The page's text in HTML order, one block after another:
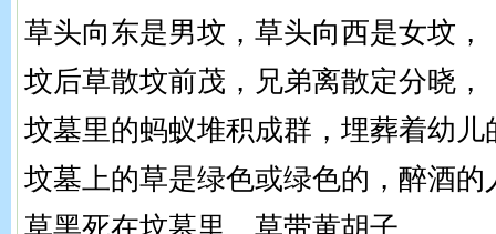
草头向东是男坟，草头向西是女坟，
坟后草散坟前茂，兄弟离散定分晓，
坟墓里的蚂蚁堆积成群，埋葬着幼儿
坟墓上的草是绿色或绿色的，醉酒的
草黑死在坟墓里，草带黄胡子，